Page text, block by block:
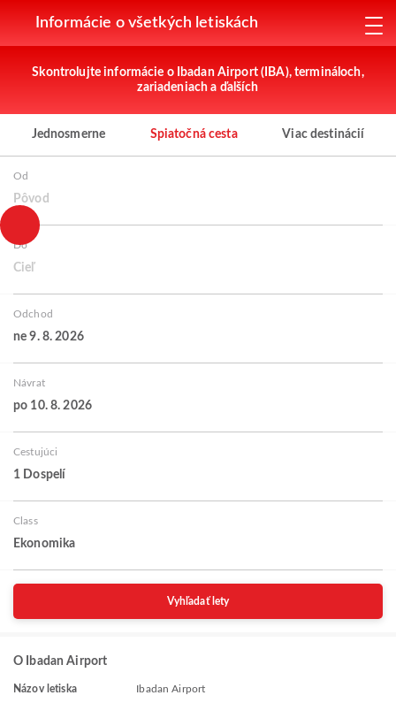
Informácie o všetkých letiskách
Skontrolujte informácie o Ibadan Airport (IBA), termináloch,
zariadeniach a ďalších
Jednosmerne Spiatočná cesta Viac destinácií
Od
Pôvod
Do
Cieľ
Odchod
ne 9. 8. 2026
Návrat
po 10. 8. 2026
Cestujúci
1 Dospelí
Class
Ekonomika
Vyhľadať lety
O Ibadan Airport
Názov letiska Ibadan Airport